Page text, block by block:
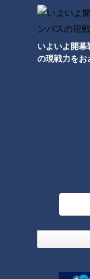
いよいよ開幕
の現戦力をお
【切り抜き】今年サ
となった中村アナは
ナ #ドラフト #中村
アナ #滝行 #社内幽閉